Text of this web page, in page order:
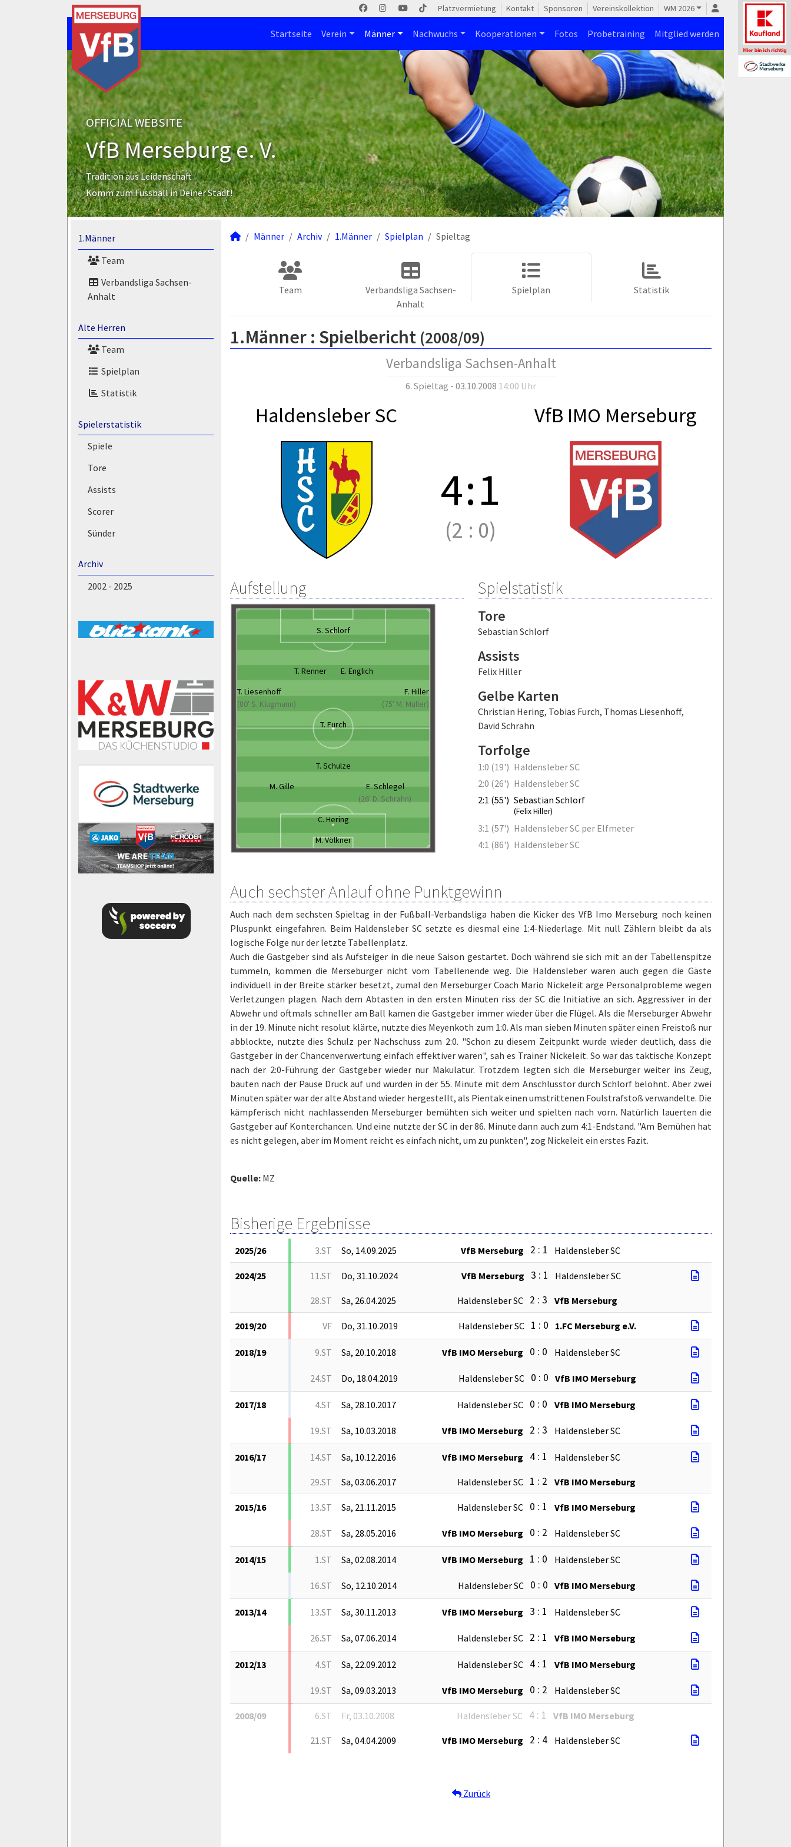
Platzvermietung Kontakt Sponsoren Vereinskollektion WM 2026
Startseite Verein Männer Nachwuchs Kooperationen Fotos Probetraining Mitglied werden
OFFICIAL WEBSITE
VfB Merseburg e. V.
Tradition aus Leidenschaft
Komm zum Fussball in Deiner Stadt!
1.Männer
Team
Verbandsliga Sachsen-
Anhalt
Alte Herren
Team
Spielplan
Statistik
Spielerstatistik
Spiele
Tore
Assists
Scorer
Sünder
Archiv
2002 - 2025
Männer Archiv 1.Männer Spielplan Spieltag
Team
Verbandsliga Sachsen-
Anhalt
Spielplan Statistik
1.Männer : Spielbericht (2008/09)
Verbandsliga Sachsen-Anhalt
6. Spieltag - 03.10.2008 14:00 Uhr
Haldensleber SC VfB IMO Merseburg
4:1
(2 : 0)
Aufstellung
S. Schlorf
T. Renner
E. Englich
T. Liesenhoff
(80' S. Klugmann)
F. Hiller
(75' M. Müller)
T. Furch
T. Schulze
M. Gille
E. Schlegel
(26' D. Schrahn)
C. Hering
M. Völkner
Spielstatistik
Tore
Sebastian Schlorf
Assists
Felix Hiller
Gelbe Karten
Christian Hering, Tobias Furch, Thomas Liesenhoff,
David Schrahn
Torfolge
1:0 (19') Haldensleber SC
2:0 (26') Haldensleber SC
2:1 (55') Sebastian Schlorf
(Felix Hiller)
3:1 (57') Haldensleber SC per Elfmeter
4:1 (86') Haldensleber SC
Auch sechster Anlauf ohne Punktgewinn
Auch nach dem sechsten Spieltag in der Fußball-Verbandsliga haben die Kicker des VfB Imo Merseburg noch keinen
Pluspunkt eingefahren. Beim Haldensleber SC setzte es diesmal eine 1:4-Niederlage. Mit null Zählern bleibt da als
logische Folge nur der letzte Tabellenplatz.
Auch die Gastgeber sind als Aufsteiger in die neue Saison gestartet. Doch während sie sich mit an der Tabellenspitze
tummeln, kommen die Merseburger nicht vom Tabellenende weg. Die Haldensleber waren auch gegen die Gäste
individuell in der Breite stärker besetzt, zumal den Merseburger Coach Mario Nickeleit arge Personalprobleme wegen
Verletzungen plagen. Nach dem Abtasten in den ersten Minuten riss der SC die Initiative an sich. Aggressiver in der
Abwehr und oftmals schneller am Ball kamen die Gastgeber immer wieder über die Flügel. Als die Merseburger Abwehr
in der 19. Minute nicht resolut klärte, nutzte dies Meyenkoth zum 1:0. Als man sieben Minuten später einen Freistoß nur
abblockte, nutzte dies Schulz per Nachschuss zum 2:0. "Schon zu diesem Zeitpunkt wurde wieder deutlich, dass die
Gastgeber in der Chancenverwertung einfach effektiver waren", sah es Trainer Nickeleit. So war das taktische Konzept
nach der 2:0-Führung der Gastgeber wieder nur Makulatur. Trotzdem legten sich die Merseburger weiter ins Zeug,
bauten nach der Pause Druck auf und wurden in der 55. Minute mit dem Anschlusstor durch Schlorf belohnt. Aber zwei
Minuten später war der alte Abstand wieder hergestellt, als Pientak einen umstrittenen Foulstrafstoß verwandelte. Die
kämpferisch nicht nachlassenden Merseburger bemühten sich weiter und spielten nach vorn. Natürlich lauerten die
Gastgeber auf Konterchancen. Und eine nutzte der SC in der 86. Minute dann auch zum 4:1-Endstand. "Am Bemühen hat
es nicht gelegen, aber im Moment reicht es einfach nicht, um zu punkten", zog Nickeleit ein erstes Fazit.
Quelle: MZ
Bisherige Ergebnisse
2025/26 3.ST So, 14.09.2025 VfB Merseburg 2 : 1 Haldensleber SC
2024/25 11.ST Do, 31.10.2024 VfB Merseburg 3 : 1 Haldensleber SC
28.ST Sa, 26.04.2025 Haldensleber SC 2 : 3 VfB Merseburg
2019/20 VF Do, 31.10.2019 Haldensleber SC 1 : 0 1.FC Merseburg e.V.
2018/19 9.ST Sa, 20.10.2018 VfB IMO Merseburg 0 : 0 Haldensleber SC
24.ST Do, 18.04.2019 Haldensleber SC 0 : 0 VfB IMO Merseburg
2017/18 4.ST Sa, 28.10.2017 Haldensleber SC 0 : 0 VfB IMO Merseburg
19.ST Sa, 10.03.2018 VfB IMO Merseburg 2 : 3 Haldensleber SC
2016/17 14.ST Sa, 10.12.2016 VfB IMO Merseburg 4 : 1 Haldensleber SC
29.ST Sa, 03.06.2017 Haldensleber SC 1 : 2 VfB IMO Merseburg
2015/16 13.ST Sa, 21.11.2015 Haldensleber SC 0 : 1 VfB IMO Merseburg
28.ST Sa, 28.05.2016 VfB IMO Merseburg 0 : 2 Haldensleber SC
2014/15 1.ST Sa, 02.08.2014 VfB IMO Merseburg 1 : 0 Haldensleber SC
16.ST So, 12.10.2014 Haldensleber SC 0 : 0 VfB IMO Merseburg
2013/14 13.ST Sa, 30.11.2013 VfB IMO Merseburg 3 : 1 Haldensleber SC
26.ST Sa, 07.06.2014 Haldensleber SC 2 : 1 VfB IMO Merseburg
2012/13 4.ST Sa, 22.09.2012 Haldensleber SC 4 : 1 VfB IMO Merseburg
19.ST Sa, 09.03.2013 VfB IMO Merseburg 0 : 2 Haldensleber SC
2008/09 6.ST Fr, 03.10.2008 Haldensleber SC 4 : 1 VfB IMO Merseburg
21.ST Sa, 04.04.2009 VfB IMO Merseburg 2 : 4 Haldensleber SC
Zurück